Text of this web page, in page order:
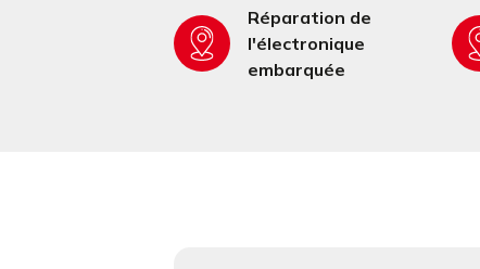
Réparation de
l'électronique
embarquée